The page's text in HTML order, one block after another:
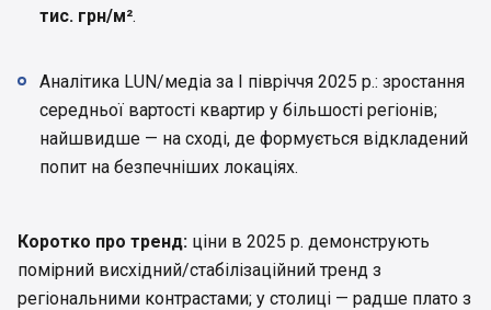
тис. грн/м².
Аналітика LUN/медіа за І півріччя 2025 р.: зростання
середньої вартості квартир у більшості регіонів;
найшвидше — на сході, де формується відкладений
попит на безпечніших локаціях.
Коротко про тренд: ціни в 2025 р. демонструють
помірний висхідний/стабілізаційний тренд з
регіональними контрастами; у столиці — радше плато з